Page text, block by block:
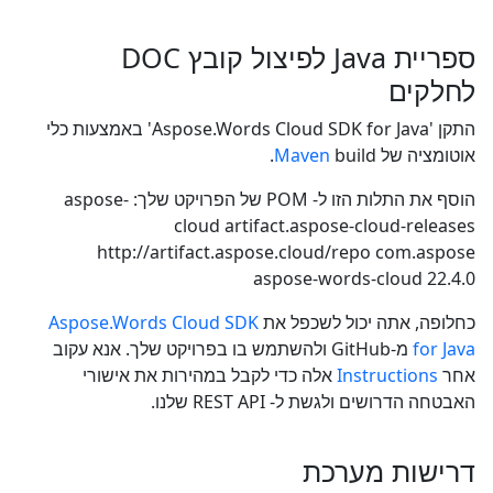
ספריית Java לפיצול קובץ DOC
לחלקים
התקן 'Aspose.Words Cloud SDK for Java' באמצעות כלי
אוטומציה של
Maven build.
הוסף את התלות הזו ל- POM של הפרויקט שלך:
aspose-
cloud artifact.aspose-cloud-releases
http://artifact.aspose.cloud/repo com.aspose
aspose-words-cloud 22.4.0
כחלופה, אתה יכול לשכפל אתAspose.Words Cloud SDK
for Java
מ-GitHub ולהשתמש בו בפרויקט שלך. אנא עקוב
אחר Instructionsאלה כדי לקבל במהירות את אישורי
האבטחה הדרושים ולגשת ל- REST API שלנו.
דרישות מערכת